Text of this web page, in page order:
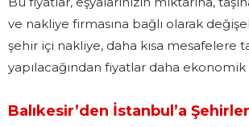
ve nakliye firmasına bağlı olarak
şehir içi nakliye, daha kısa mesafelere
yapılacağından fiyatlar daha
Balıkesir’den İstanbul’a